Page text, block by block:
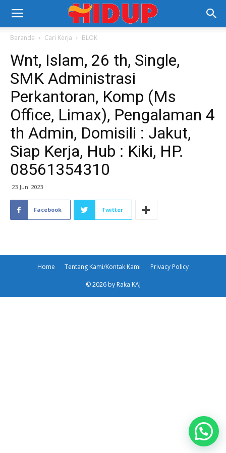
Beranda Cari Kerja BLOK
Wnt, Islam, 26 th, Single,
SMK Administrasi
Perkantoran, Komp (Ms
Office, Limax), Pengalaman 4
th Admin, Domisili : Jakut,
Siap Kerja, Hub : Kiki, HP.
08561354310
23 Juni 2023
Facebook Twitter
Home Tentang Kami/Kontak Kami Privacy Policy
© 2026 by Raka KAJ